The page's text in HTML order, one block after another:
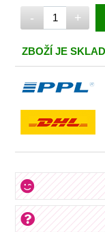
- +
ZBOŽÍ JE